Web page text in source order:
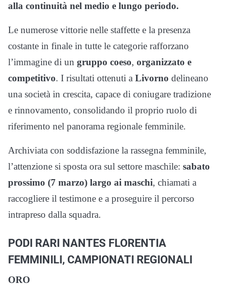
alla continuità nel medio e lungo periodo.
Le numerose vittorie nelle staffette e la presenza
costante in finale in tutte le categorie rafforzano
l’immagine di un gruppo coeso, organizzato e
competitivo. I risultati ottenuti a Livorno delineano
una società in crescita, capace di coniugare tradizione
e rinnovamento, consolidando il proprio ruolo di
riferimento nel panorama regionale femminile.
Archiviata con soddisfazione la rassegna femminile,
l’attenzione si sposta ora sul settore maschile: sabato
prossimo (7 marzo) largo ai maschi, chiamati a
raccogliere il testimone e a proseguire il percorso
intrapreso dalla squadra.
PODI RARI NANTES FLORENTIA
FEMMINILI, CAMPIONATI REGIONALI
ORO